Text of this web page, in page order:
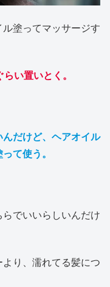
塗ってマッサージす
い置いとく。
だけど、ヘアオイル
て使う。
でいいらしいんだけ
り、濡れてる髪につ